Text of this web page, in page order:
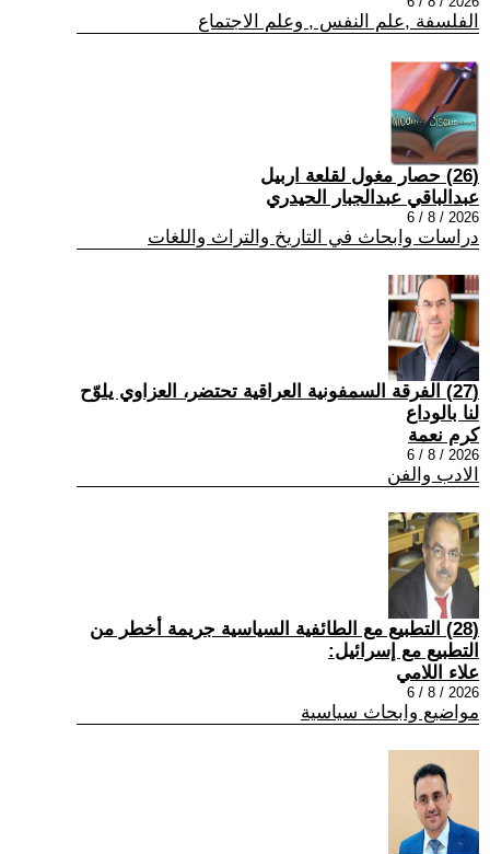
الفلسفة ,علم النفس , وعلم الاجتماع
(26) حصار مغول لقلعة اربيل
عبدالباقي عبدالجبار الحيدري
2026 / 8 / 6
دراسات وابحاث في التاريخ والتراث واللغات
(27) الفرقة السمفونية العراقية تحتضر، العزاوي يلوّح
لنا بالوداع
كرم نعمة
2026 / 8 / 6
الادب والفن
(28) التطبيع مع الطائفية السياسية جريمة أخطر من
التطبيع مع إسرائيل:
علاء اللامي
2026 / 8 / 6
مواضيع وابحاث سياسية